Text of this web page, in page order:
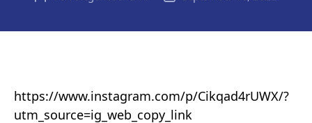
https://www.instagram.com/p/Cikqad4rUWX/?
utm_source=ig_web_copy_link